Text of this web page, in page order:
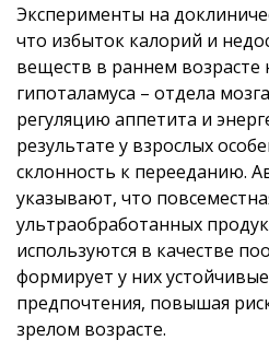
Эксперименты на
что избыток калорий и
веществ в раннем
гипоталамуса – отдела
регуляцию аппетита и
результате у взрослых
склонность к перееданию.
указывают, что
ультраобработанных
используются в качестве
формирует у них
предпочтения, повышая
зрелом возрасте.